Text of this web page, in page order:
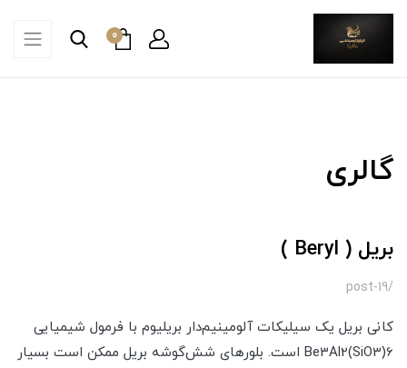
0
گالری
بریل ( Beryl )
/post-19
کانی بریل یک سیلیکات آلومینیم‌دار بریلیوم با فرمول شیمیایی
Be3Al2(SiO3)6 است. بلورهای شش‌گوشه بریل ممکن است بسیار